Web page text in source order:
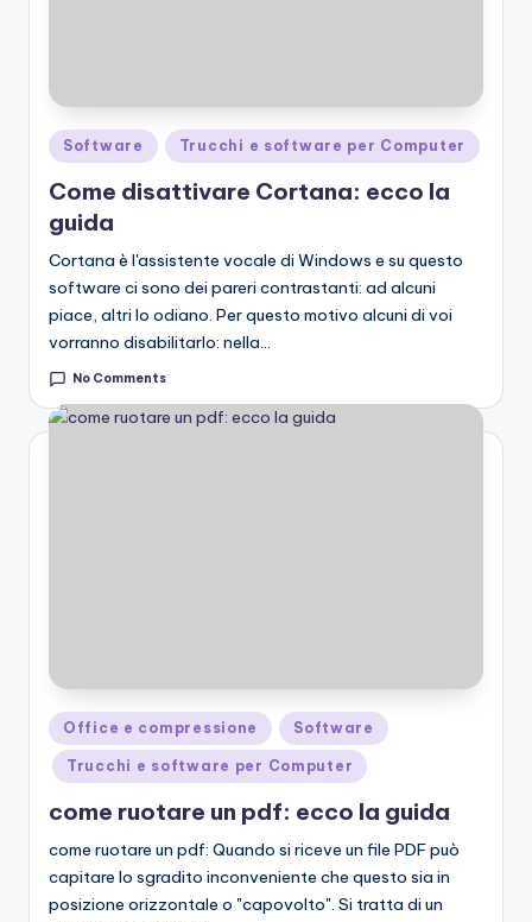
Posted
in
Software Trucchi e software per Computer
Come disattivare Cortana: ecco la
guida
Cortana è l'assistente vocale di Windows e su questo
software ci sono dei pareri contrastanti: ad alcuni
piace, altri lo odiano. Per questo motivo alcuni di voi
vorranno disabilitarlo: nella…
No Comments
Posted
in
Office e compressione Software
Trucchi e software per Computer
come ruotare un pdf: ecco la guida
come ruotare un pdf: Quando si riceve un file PDF può
capitare lo sgradito inconveniente che questo sia in
posizione orizzontale o "capovolto". Si tratta di un